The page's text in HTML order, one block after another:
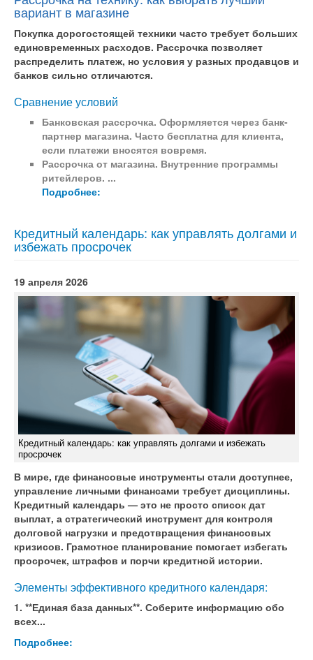
вариант в магазине
Покупка дорогостоящей техники часто требует больших
единовременных расходов. Рассрочка позволяет
распределить платеж, но условия у разных продавцов и
банков сильно отличаются.
Сравнение условий
Банковская рассрочка. Оформляется через банк-
партнер магазина. Часто бесплатна для клиента,
если платежи вносятся вовремя.
Рассрочка от магазина. Внутренние программы
ритейлеров. ...
Подробнее:
Кредитный календарь: как управлять долгами и
избежать просрочек
19 апреля 2026
Кредитный календарь: как управлять долгами и избежать
просрочек
В мире, где финансовые инструменты стали доступнее,
управление личными финансами требует дисциплины.
Кредитный календарь — это не просто список дат
выплат, а стратегический инструмент для контроля
долговой нагрузки и предотвращения финансовых
кризисов. Грамотное планирование помогает избегать
просрочек, штрафов и порчи кредитной истории.
Элементы эффективного кредитного календаря:
1. **Единая база данных**. Соберите информацию обо
всех...
Подробнее: